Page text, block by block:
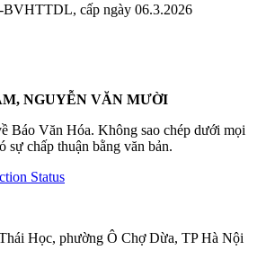
BVHTTDL, cấp ngày 06.3.2026
NGUYỄN VĂN MƯỜI
Báo Văn Hóa. Không sao chép dưới mọi
sự chấp thuận bằng văn bản.
Học, phường Ô Chợ Dừa, TP Hà Nội